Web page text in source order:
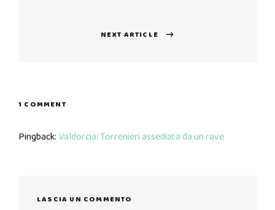
NEXT ARTICLE
1 COMMENT
Pingback: Valdorcia: Torrenieri assediata da un rave
LASCIA UN COMMENTO